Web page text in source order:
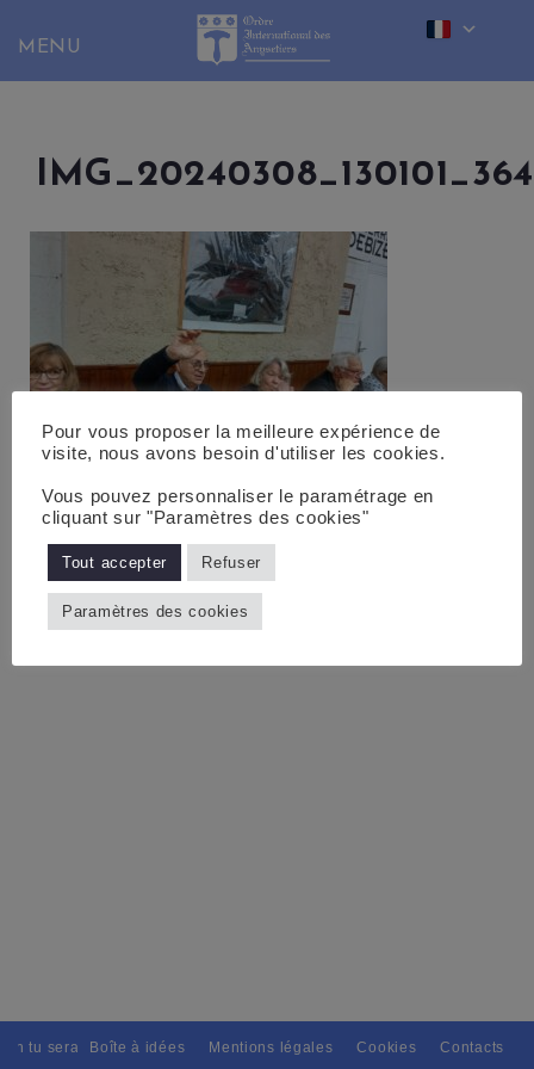
content
IMG_20240308_130101_364
tu seras, Pour tous avec discernement. // L'amitié tu
Boîte à idées Mentions légales Cookies Contacts
Pour vous proposer la meilleure expérience de
visite, nous avons besoin d'utiliser les cookies.
Vous pouvez personnaliser le paramétrage en
cliquant sur "Paramètres des cookies"
Tout accepter Refuser
Paramètres des cookies